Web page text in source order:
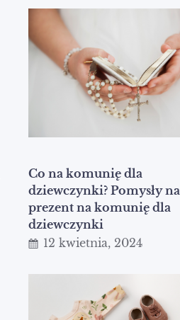
Co na komunię dla
dziewczynki? Pomysły na
prezent na komunię dla
dziewczynki
12 kwietnia, 2024